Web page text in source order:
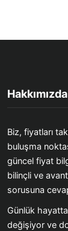
Hakkımızda
Biz, fiyatları
buluşma
güncel fiyat
bilinçli ve
sorusuna
Günlük
değişiyor ve